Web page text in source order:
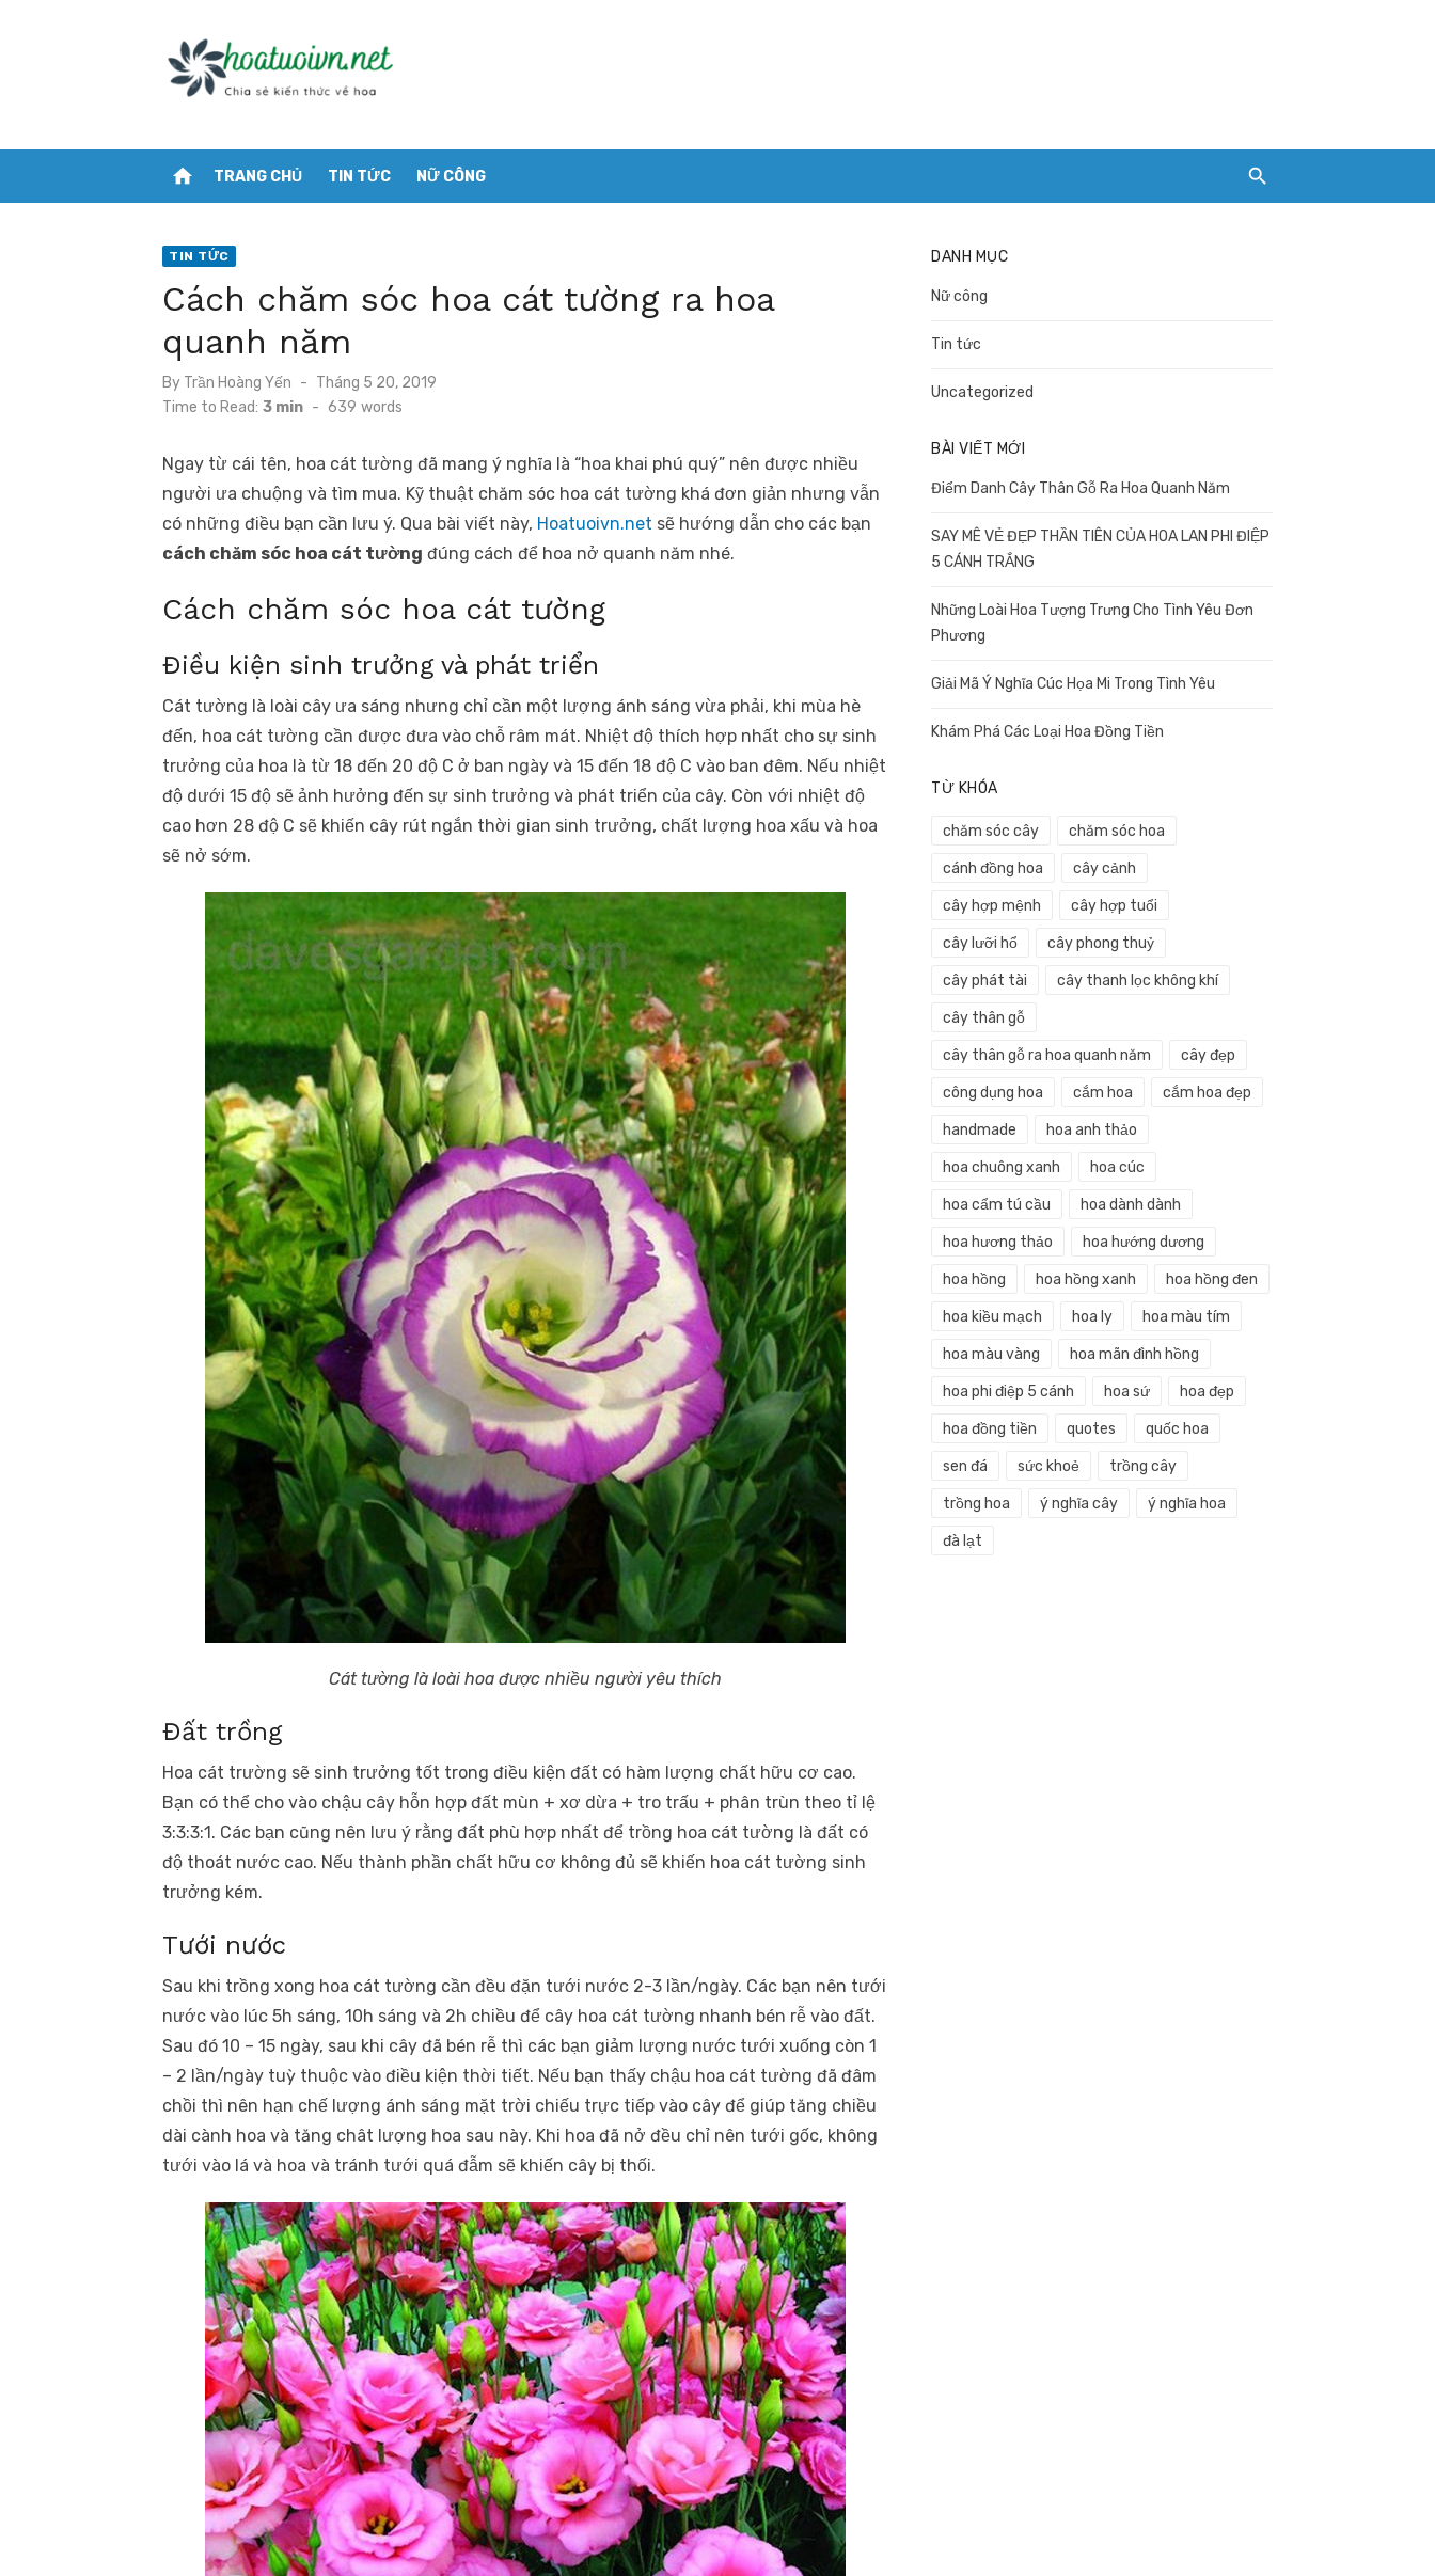
home TRANG CHỦ TIN TỨC NỮ CÔNG
TIN TỨC
Cách chăm sóc hoa cát tường ra hoa
quanh năm
By Trần Hoàng Yến
Posted
on
Tháng 5 20, 2019
Time to Read: 3 min - 639 words
Ngay từ cái tên, hoa cát tường đã mang ý nghĩa là “hoa khai phú quý” nên được nhiều
người ưa chuộng và tìm mua. Kỹ thuật chăm sóc hoa cát tường khá đơn giản nhưng vẫn
có những điều bạn cần lưu ý. Qua bài viết này, Hoatuoivn.net sẽ hướng dẫn cho các bạn
cách chăm sóc hoa cát tường đúng cách để hoa nở quanh năm nhé.
Cách chăm sóc hoa cát tường
Điều kiện sinh trưởng và phát triển
Cát tường là loài cây ưa sáng nhưng chỉ cần một lượng ánh sáng vừa phải, khi mùa hè
đến, hoa cát tường cần được đưa vào chỗ râm mát. Nhiệt độ thích hợp nhất cho sự sinh
trưởng của hoa là từ 18 đến 20 độ C ở ban ngày và 15 đến 18 độ C vào ban đêm. Nếu nhiệt
độ dưới 15 độ sẽ ảnh hưởng đến sự sinh trưởng và phát triển của cây. Còn với nhiệt độ
cao hơn 28 độ C sẽ khiến cây rút ngắn thời gian sinh trưởng, chất lượng hoa xấu và hoa
sẽ nở sớm.
Cát tường là loài hoa được nhiều người yêu thích
Đất trồng
Hoa cát trường sẽ sinh trưởng tốt trong điều kiện đất có hàm lượng chất hữu cơ cao.
Bạn có thể cho vào chậu cây hỗn hợp đất mùn + xơ dừa + tro trấu + phân trùn theo tỉ lệ
3:3:3:1. Các bạn cũng nên lưu ý rằng đất phù hợp nhất để trồng hoa cát tường là đất có
độ thoát nước cao. Nếu thành phần chất hữu cơ không đủ sẽ khiến hoa cát tường sinh
trưởng kém.
Tưới nước
Sau khi trồng xong hoa cát tường cần đều đặn tưới nước 2-3 lần/ngày. Các bạn nên tưới
nước vào lúc 5h sáng, 10h sáng và 2h chiều để cây hoa cát tường nhanh bén rễ vào đất.
Sau đó 10 – 15 ngày, sau khi cây đã bén rễ thì các bạn giảm lượng nước tưới xuống còn 1
– 2 lần/ngày tuỳ thuộc vào điều kiện thời tiết. Nếu bạn thấy chậu hoa cát tường đã đâm
chồi thì nên hạn chế lượng ánh sáng mặt trời chiếu trực tiếp vào cây để giúp tăng chiều
dài cành hoa và tăng chât lượng hoa sau này. Khi hoa đã nở đều chỉ nên tưới gốc, không
tưới vào lá và hoa và tránh tưới quá đẫm sẽ khiến cây bị thối.
DANH MỤC
Nữ công
Tin tức
Uncategorized
BÀI VIẾT MỚI
Điểm Danh Cây Thân Gỗ Ra Hoa Quanh Năm
SAY MÊ VẺ ĐẸP THẦN TIÊN CỦA HOA LAN PHI ĐIỆP
5 CÁNH TRẮNG
Những Loài Hoa Tượng Trưng Cho Tình Yêu Đơn
Phương
Giải Mã Ý Nghĩa Cúc Họa Mi Trong Tình Yêu
Khám Phá Các Loại Hoa Đồng Tiền
TỪ KHÓA
chăm sóc cây chăm sóc hoa
cánh đồng hoa cây cảnh
cây hợp mệnh cây hợp tuổi
cây lưỡi hổ cây phong thuỷ
cây phát tài cây thanh lọc không khí
cây thân gỗ
cây thân gỗ ra hoa quanh năm cây đẹp
công dụng hoa cắm hoa cắm hoa đẹp
handmade hoa anh thảo
hoa chuông xanh hoa cúc
hoa cẩm tú cầu hoa dành dành
hoa hương thảo hoa hướng dương
hoa hồng hoa hồng xanh hoa hồng đen
hoa kiều mạch hoa ly hoa màu tím
hoa màu vàng hoa mãn đình hồng
hoa phi điệp 5 cánh hoa sứ hoa đẹp
hoa đồng tiền quotes quốc hoa
sen đá sức khoẻ trồng cây
trồng hoa ý nghĩa cây ý nghĩa hoa
đà lạt